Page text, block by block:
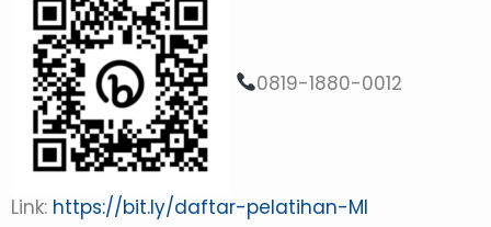
0819-1880-0012
Link: https://bit.ly/daftar-pelatihan-MI